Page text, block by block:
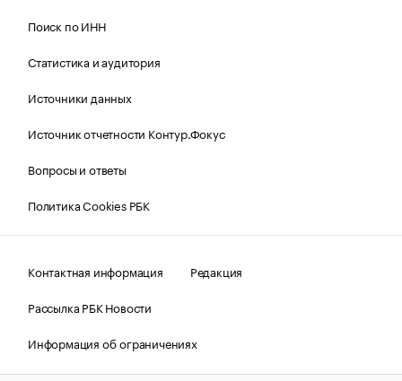
Поиск по ИНН
Статистика и аудитория
Источники данных
Источник отчетности Контур.Фокус
Вопросы и ответы
Политика Cookies РБК
Контактная информация
Редакция
Рассылка РБК Новости
Информация об ограничениях